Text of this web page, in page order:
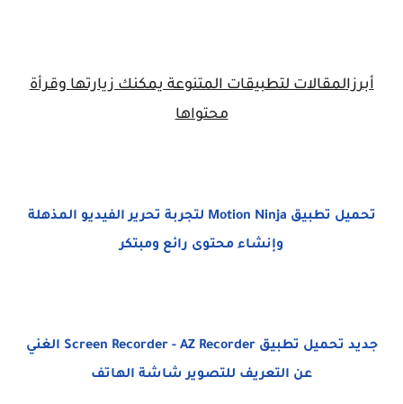
أبرزالمقالات لتطبيقات المتنوعة يمكنك زيارتها وقرأة
محتواها
تحميل تطبيق Motion Ninja لتجربة تحرير الفيديو المذهلة
وإنشاء محتوى رائع ومبتكر
جديد تحميل تطبيق Screen Recorder - AZ Recorder الغني
عن التعريف للتصوير شاشة الهاتف